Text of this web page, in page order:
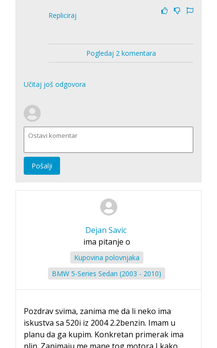
Repliciraj
Pogledaj 2 komentara
Učitaj još odgovora
Pošalji
Dejan Savic
ima pitanje o
Kupovina polovnjaka
BMW 5-Series Sedan (2003 - 2010)
Pozdrav svima, zanima me da li neko ima
iskustva sa 520i iz 2004 2.2benzin. Imam u
planu da ga kupim. Konkretan primerak ima
plin. Zanimaju me mane tog motora I kako